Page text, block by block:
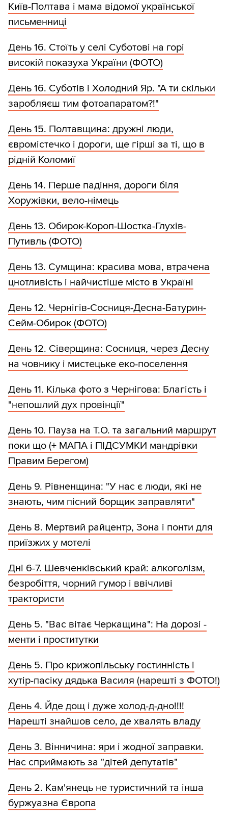
Київ-Полтава і мама відомої української
письменниці
День 16. Стоїть у селі Суботові на горі
високій показуха України (ФОТО)
День 16. Суботів і Холодний Яр. "А ти скільки
заробляєш тим фотоапаратом?!"
День 15. Полтавщина: дружні люди,
євромістечко і дороги, ще гірші за ті, що в
рідній Коломиї
День 14. Перше падіння, дороги біля
Хоружівки, вело-німець
День 13. Обирок-Короп-Шостка-Глухів-
Путивль (ФОТО)
День 13. Cумщина: красива мова, втрачена
цнотливість і найчистіше місто в Україні
День 12. Чернігів-Сосниця-Десна-Батурин-
Сейм-Обирок (ФОТО)
День 12. Сіверщина: Сосниця, через Десну
на човнику і мистецьке еко-поселення
День 11. Кілька фото з Чернігова: Благість і
"непошлий дух провінції"
День 10. Пауза на Т.О. та загальний маршрут
поки що (+ МАПА і ПІДСУМКИ мандрівки
Правим Берегом)
День 9. Рівненщина: "У нас є люди, які не
знають, чим пісний борщик заправляти"
День 8. Мертвий райцентр, Зона і понти для
приїзжих у мотелі
Дні 6-7. Шевченківський край: алкоголізм,
безробіття, чорний гумор і ввічливі
трактористи
День 5. "Вас вітає Черкащина": На дорозі -
менти і проститутки
День 5. Про крижопільську гостинність і
хутір-пасіку дядька Василя (нарешті з ФОТО!)
День 4. Йде дощ і дуже холод-д-дно!!!!
Нарешті знайшов село, де хвалять владу
День 3. Вінничина: яри і жодної заправки.
Нас сприймають за "дітей депутатів"
День 2. Кам'янець не туристичний та інша
буржуазна Європа